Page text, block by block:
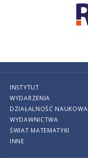
INSTYTUT
WYDARZENIA
DZIAŁALNOŚĆ NAUKOWA
WYDAWNICTWA
ŚWIAT MATEMATYKI
INNE